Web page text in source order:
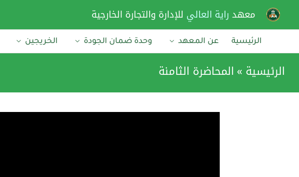
المحتوى
معهد راية العالي للإدارة والتجارة الخارجية
الرئيسية عن المعهد وحدة ضمان الجودة الخريجين
الرئيسية المحاضرة الثامنة